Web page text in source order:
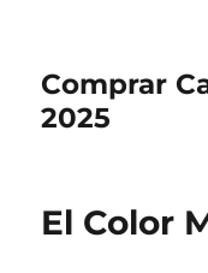
Comprar
2025
El Color